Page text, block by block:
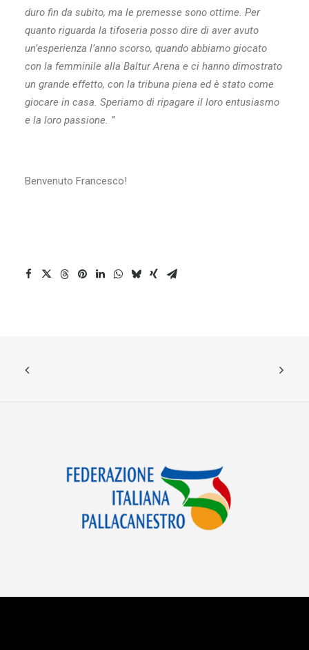
duro fin da subito, ma le premesse sono ottime. Per
quanto riguarda la tifoseria posso dire di aver avuto
un’esperienza l’anno scorso, quando abbiamo giocato
con la femminile alla Baltur Arena e ci hanno dimostrato
un grande effetto, con la tribuna piena ed è stato come
giocare in casa. Speriamo di ripagare il loro entusiasmo
e la loro passione. ”
Benvenuto Francesco!